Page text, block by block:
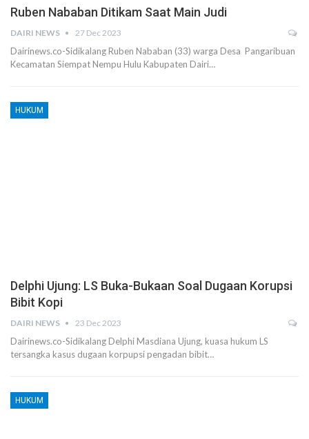
Ruben Nababan Ditikam Saat Main Judi
DAIRI NEWS 27 Dec 2023
Dairinews.co-Sidikalang Ruben Nababan (33) warga Desa Pangaribuan
Kecamatan Siempat Nempu Hulu Kabupaten Dairi…
HUKUM
Delphi Ujung: LS Buka-Bukaan Soal Dugaan Korupsi
Bibit Kopi
DAIRI NEWS 23 Dec 2023
Dairinews.co-Sidikalang Delphi Masdiana Ujung, kuasa hukum LS
tersangka kasus dugaan korpupsi pengadan bibit…
HUKUM